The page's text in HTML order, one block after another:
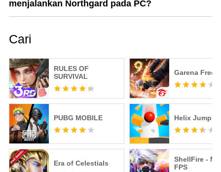
menjalankan Northgard pada PC?
Cari
RULES OF
SURVIVAL
Garena Free
PUBG MOBILE Helix Jump
Era of Celestials
ShellFire -
FPS